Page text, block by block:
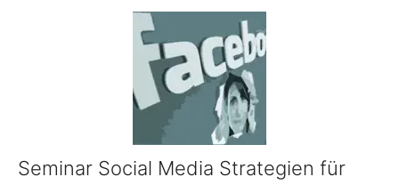
Seminar Social Media Strategien für